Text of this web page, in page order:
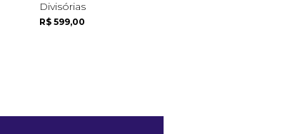
Divisórias
R$ 599,00